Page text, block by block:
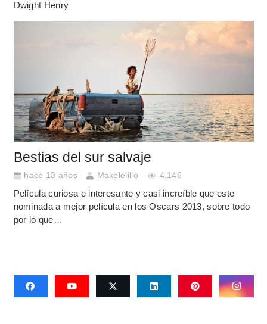
Dwight Henry
Bestias del sur salvaje
hace 13 años Makelelillo 4.146
Película curiosa e interesante y casi increíble que este
nominada a mejor película en los Oscars 2013, sobre todo
por lo que…